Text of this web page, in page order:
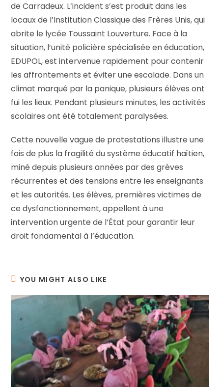
de Carradeux. L’incident s’est produit dans les
locaux de l’Institution Classique des Frères Unis, qui
abrite le lycée Toussaint Louverture. Face à la
situation, l’unité policière spécialisée en éducation,
EDUPOL, est intervenue rapidement pour contenir
les affrontements et éviter une escalade. Dans un
climat marqué par la panique, plusieurs élèves ont
fui les lieux. Pendant plusieurs minutes, les activités
scolaires ont été totalement paralysées.
Cette nouvelle vague de protestations illustre une
fois de plus la fragilité du système éducatif haïtien,
miné depuis plusieurs années par des grèves
récurrentes et des tensions entre les enseignants
et les autorités. Les élèves, premières victimes de
ce dysfonctionnement, appellent à une
intervention urgente de l’État pour garantir leur
droit fondamental à l’éducation.
YOU MIGHT ALSO LIKE